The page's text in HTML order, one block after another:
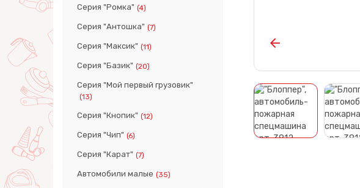
Серия "Ромка" (4)
Серия "Антошка" (7)
Серия "Максик" (11)
Серия "Базик" (20)
Серия "Мой первый грузовик"
(13)
Серия "Кнопик" (12)
Серия "Чип" (6)
Серия "Карат" (7)
Автомобили малые (35)